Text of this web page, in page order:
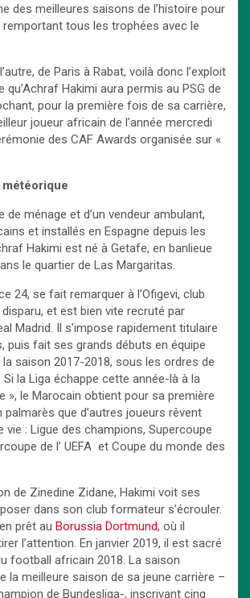
des meilleures saisons de l’histoire pour
tous les trophées avec le
de Paris à Rabat, voilà donc l’exploit
qu’Achraf Hakimi aura permis au PSG de
pour la première fois de sa carrière,
joueur africain de l’année mercredi
des CAF Awards organisée sur «
de ménage et d’un vendeur ambulant,
et installés en Espagne depuis les
Hakimi est né à Getafe, en banlieue
le quartier de Las Margaritas.
24, se fait remarquer à l’Ofigevi, club
disparu, et est bien vite recruté par
Madrid. Il s’impose rapidement titulaire
puis fait ses grands débuts en équipe
saison 2017-2018, sous les ordres de
Si la Liga échappe cette année-là à la
», le Marocain obtient pour sa première
palmarès que d’autres joueurs rêvent
vie : Ligue des champions, Supercoupe
de l’ UEFA et Coupe du monde des
de Zinedine Zidane, Hakimi voit ses
dans son club formateur s’écrouler.
prêt au Borussia Dortmund, où il
l’attention. En janvier 2019, il est sacré
football africain 2018. La saison
la meilleure saison de sa jeune carrière –
de Bundesliga-, inscrivant cinq